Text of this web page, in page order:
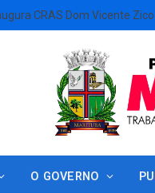
O GOVERNO